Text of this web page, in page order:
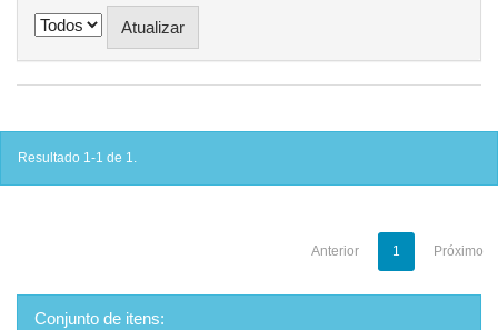
Resultado 1-1 de 1.
Anterior 1 Próximo
Conjunto de itens: